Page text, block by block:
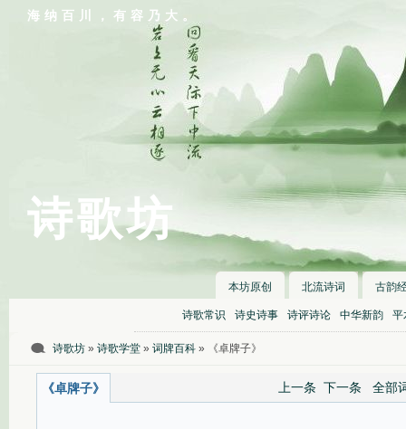
诗歌坊
海纳百川，有容乃大。
本坊原创 北流诗词 古韵
诗歌常识 诗史诗事 诗评诗论 中华新韵 平
诗歌坊 » 诗歌学堂 » 词牌百科 » 《卓牌子》
《卓牌子》 上一条 下一条 全部